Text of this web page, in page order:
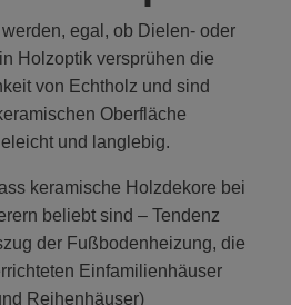
egal, ob Dielen- oder
Holzoptik versprühen die
von Echtholz und sind
Oberfläche
und langlebig.
keramische Holzdekore bei
beliebt sind – Tendenz
der Fußbodenheizung, die
Einfamilienhäuser
Reihenhäuser)